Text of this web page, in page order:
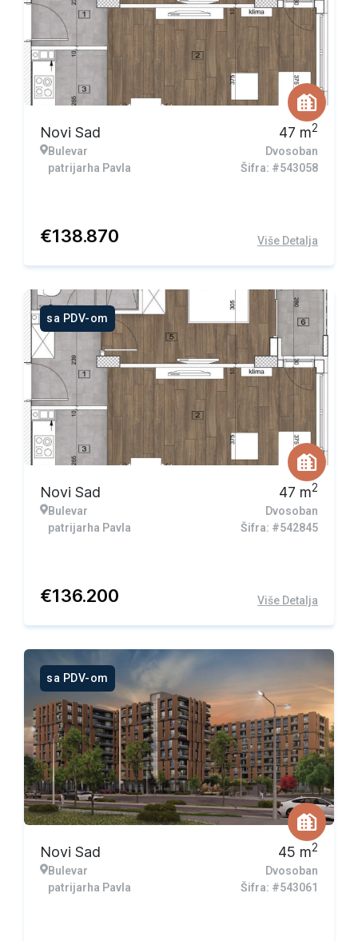
Novi Sad
Bulevar
patrijarha Pavla
47 m2
Dvosoban
Šifra: #543058
€138.870 Više Detalja
sa PDV-om
Novi Sad
Bulevar
patrijarha Pavla
47 m2
Dvosoban
Šifra: #542845
€136.200 Više Detalja
sa PDV-om
Novi Sad
Bulevar
patrijarha Pavla
45 m2
Dvosoban
Šifra: #543061